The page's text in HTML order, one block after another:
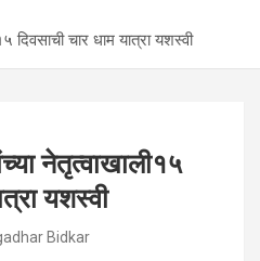
दिवसाची चार धाम यात्रा यशस्वी
नेतृत्वाखाली१५
यशस्वी
Bidkar